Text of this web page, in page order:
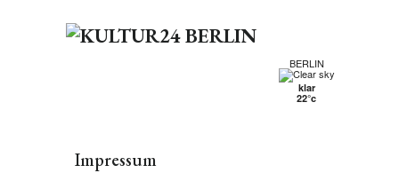
BERLIN
klar
22°c
Impressum